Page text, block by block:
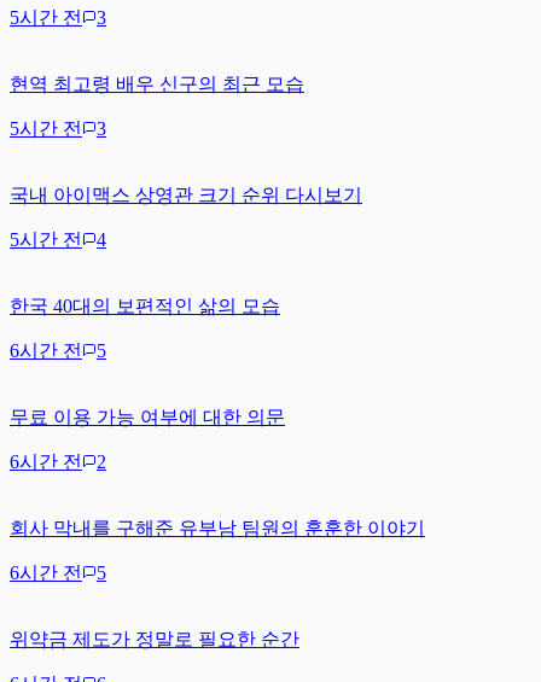
5시간 전 3
현역 최고령 배우 신구의 최근 모습
5시간 전 3
국내 아이맥스 상영관 크기 순위 다시보기
5시간 전 4
한국 40대의 보편적인 삶의 모습
6시간 전 5
무료 이용 가능 여부에 대한 의문
6시간 전 2
회사 막내를 구해준 유부남 팀원의 훈훈한 이야기
6시간 전 5
위약금 제도가 정말로 필요한 순간